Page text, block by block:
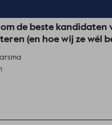
de beste kandidaten
(en hoe wij ze wél